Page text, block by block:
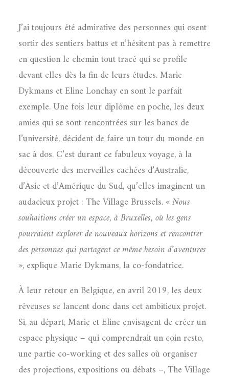
J’ai toujours été admirative des personnes qui osent
sortir des sentiers battus et n’hésitent pas à remettre
en question le chemin tout tracé qui se profile
devant elles dès la fin de leurs études. Marie
Dykmans et Eline Lonchay en sont le parfait
exemple. Une fois leur diplôme en poche, les deux
amies qui se sont rencontrées sur les bancs de
l’université, décident de faire un tour du monde en
sac à dos. C’est durant ce fabuleux voyage, à la
découverte des merveilles cachées d’Australie,
d’Asie et d’Amérique du Sud, qu’elles imaginent un
audacieux projet : The Village Brussels. «Nous
souhaitions créer un espace, à Bruxelles, où les gens
pourraient explorer de nouveaux horizons et rencontrer
des personnes qui partagent ce même besoin d’aventures
», explique Marie Dykmans, la co-fondatrice.
À leur retour en Belgique, en avril 2019, les deux
rêveuses se lancent donc dans cet ambitieux projet.
Si, au départ, Marie et Eline envisagent de créer un
espace physique – qui comprendrait un coin resto,
une partie co-working et des salles où organiser
des projections, expositions ou débats –, The Village